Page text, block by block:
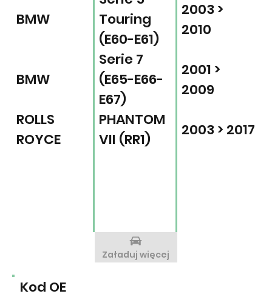
Kod OE
BMW
Touring
(E60-E61)
2003 >
2010
BMW
Serie 7
(E65-E66-
E67)
2001 >
2009
ROLLS
ROYCE
PHANTOM
VII (RR1)
2003 > 2017
Załaduj więcej